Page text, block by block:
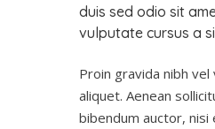
duis sed odio sit
vulputate cursus a
Proin gravida nibh
aliquet. Aenean
bibendum auctor, nisi